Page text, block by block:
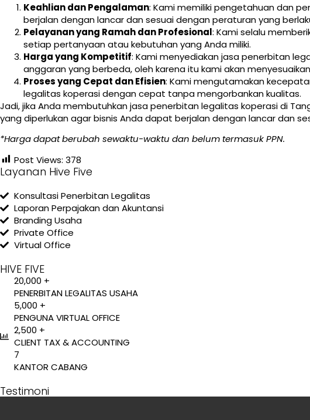
Keahlian dan Pengalaman: Kami memiliki pengetahuan dan
berjalan dengan lancar dan sesuai dengan peraturan yang
Pelayanan yang Ramah dan Profesional: Kami selalu
setiap pertanyaan atau kebutuhan yang Anda miliki.
Harga yang Kompetitif: Kami menyediakan jasa penerbitan
anggaran yang berbeda, oleh karena itu kami akan
Proses yang Cepat dan Efisien: Kami mengutamakan
legalitas koperasi dengan cepat tanpa mengorbankan kualitas.
Jadi, jika Anda membutuhkan jasa penerbitan legalitas koperasi di
yang diperlukan agar bisnis Anda dapat berjalan dengan lancar dan
*Harga dapat berubah sewaktu-waktu dan belum termasuk PPN.
Post Views: 378
Layanan Hive Five
Konsultasi Penerbitan Legalitas
Laporan Perpajakan dan Akuntansi
Branding Usaha
Private Office
Virtual Office
HIVE FIVE
20,000 +
PENERBITAN LEGALITAS USAHA
5,000 +
PENGUNA VIRTUAL OFFICE
2,500 +
CLIENT TAX & ACCOUNTING
7
KANTOR CABANG
Testimoni